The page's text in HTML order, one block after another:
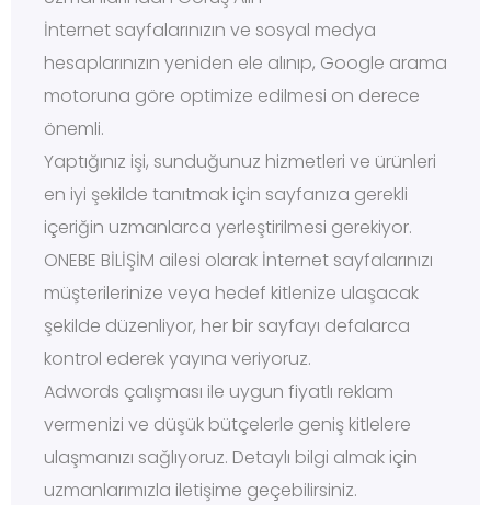
İnternet sayfalarınızın ve sosyal medya
hesaplarınızın yeniden ele alınıp, Google arama
motoruna göre optimize edilmesi on derece
önemli.
Yaptığınız işi, sunduğunuz hizmetleri ve ürünleri
en iyi şekilde tanıtmak için sayfanıza gerekli
içeriğin uzmanlarca yerleştirilmesi gerekiyor.
ONEBE BİLİŞİM ailesi olarak İnternet sayfalarınızı
müşterilerinize veya hedef kitlenize ulaşacak
şekilde düzenliyor, her bir sayfayı defalarca
kontrol ederek yayına veriyoruz.
Adwords çalışması ile uygun fiyatlı reklam
vermenizi ve düşük bütçelerle geniş kitlelere
ulaşmanızı sağlıyoruz. Detaylı bilgi almak için
uzmanlarımızla iletişime geçebilirsiniz.